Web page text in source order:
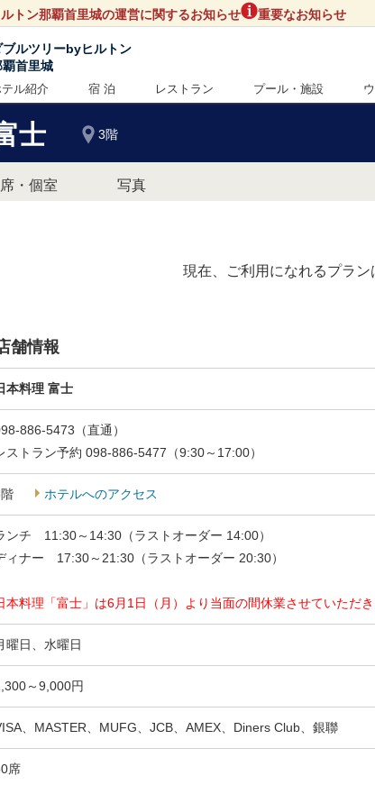
トン那覇首里城の運営に関するお知らせ 重要なお知らせ
ブルツリーbyヒルトン
覇首里城
ル紹介 宿 泊 レストラン プール・施設
士 3階
席・個室 写真
現在、ご利用になれるプラン
舗情報
本料理 富士
886-5473（直通）
ストラン予約 098-886-5477（9:30～17:00）
ホテルへのアクセス
ンチ 11:30～14:30（ラストオーダー 14:00）
ィナー 17:30～21:30（ラストオーダー 20:30）
本料理「富士」は6月1日（月）より当面の間休業させていただき
曜日、水曜日
～9,000円
、MASTER、MUFG、JCB、AMEX、Diners Club、銀聯
席